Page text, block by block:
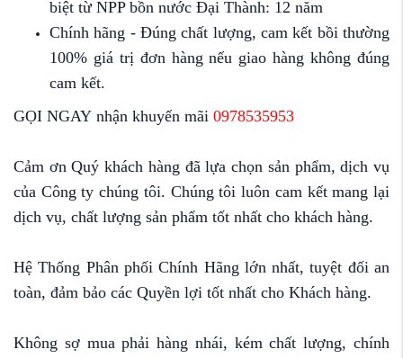
biệt từ NPP bồn nước Đại Thành: 12 năm
Chính hãng - Đúng chất lượng, cam kết bồi thường
100% giá trị đơn hàng nếu giao hàng không đúng
cam kết.
GỌI NGAY nhận khuyến mãi 0978535953
Cảm ơn Quý khách hàng đã lựa chọn sản phẩm, dịch vụ
của Công ty chúng tôi. Chúng tôi luôn cam kết mang lại
dịch vụ, chất lượng sản phẩm tốt nhất cho khách hàng.
Hệ Thống Phân phối Chính Hãng lớn nhất, tuyệt đối an
toàn, đảm bảo các Quyền lợi tốt nhất cho Khách hàng.
Không sợ mua phải hàng nhái, kém chất lượng, chính